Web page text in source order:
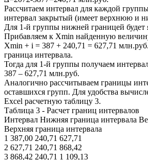
Рассчитаем интервал для каждой
интервал закрытый (имеет верхнюю и
Для 1-й группы нижней границей будет
Прибавляем к Xmin найденную
Xmin + i = 387 + 240,71 = 627,71
граница интервала.
Тогда для 1-й группы получаем
387 – 627,71 млн.руб.
Аналогично рассчитываем границы
оставшихся групп. Для удобства
Excel расчетную таблицу 3.
Таблица 3 - Расчет границ интервалов
Интервал Нижняя граница интервала
Верхняя граница интервала
1 387,00 240,71 627,71
2 627,71 240,71 868,42
3 868,42 240,71 1 109,13